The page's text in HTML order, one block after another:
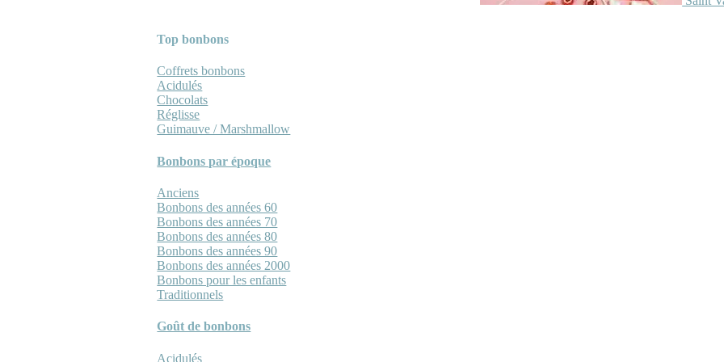
Top bonbons
Coffrets bonbons
Acidulés
Chocolats
Réglisse
Guimauve / Marshmallow
Bonbons par époque
Anciens
Bonbons des années 60
Bonbons des années 70
Bonbons des années 80
Bonbons des années 90
Bonbons des années 2000
Bonbons pour les enfants
Traditionnels
Goût de bonbons
Acidulés